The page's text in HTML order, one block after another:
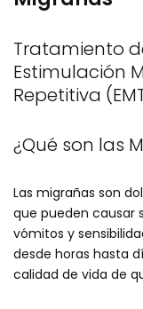
Tratamiento
Estimulación
Repetitiva
¿Qué son las
Las migrañas son
que pueden causar
vómitos y
desde horas hasta
calidad de vida de